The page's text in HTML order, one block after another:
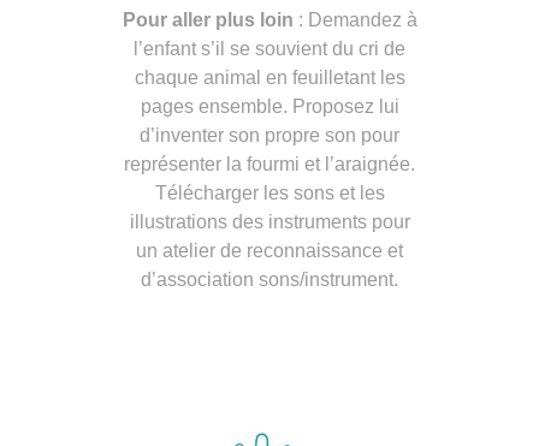
Pour aller plus loin : Demandez à
l’enfant s’il se souvient du cri de
chaque animal en feuilletant les
pages ensemble. Proposez lui
d’inventer son propre son pour
représenter la fourmi et l’araignée.
Télécharger les sons et les
illustrations des instruments pour
un atelier de reconnaissance et
d’association sons/instrument.